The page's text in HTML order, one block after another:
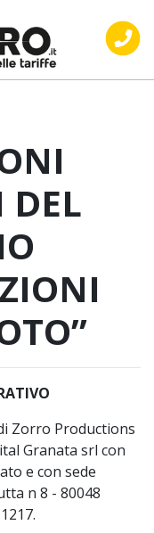
DEL
Zorro Productions
Granata srl con
e con sede
n 8 - 80048